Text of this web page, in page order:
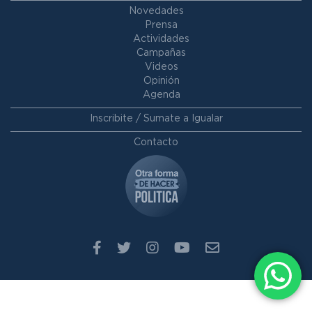
Novedades
Prensa
Actividades
Campañas
Videos
Opinión
Agenda
Inscribite / Sumate a Igualar
Contacto